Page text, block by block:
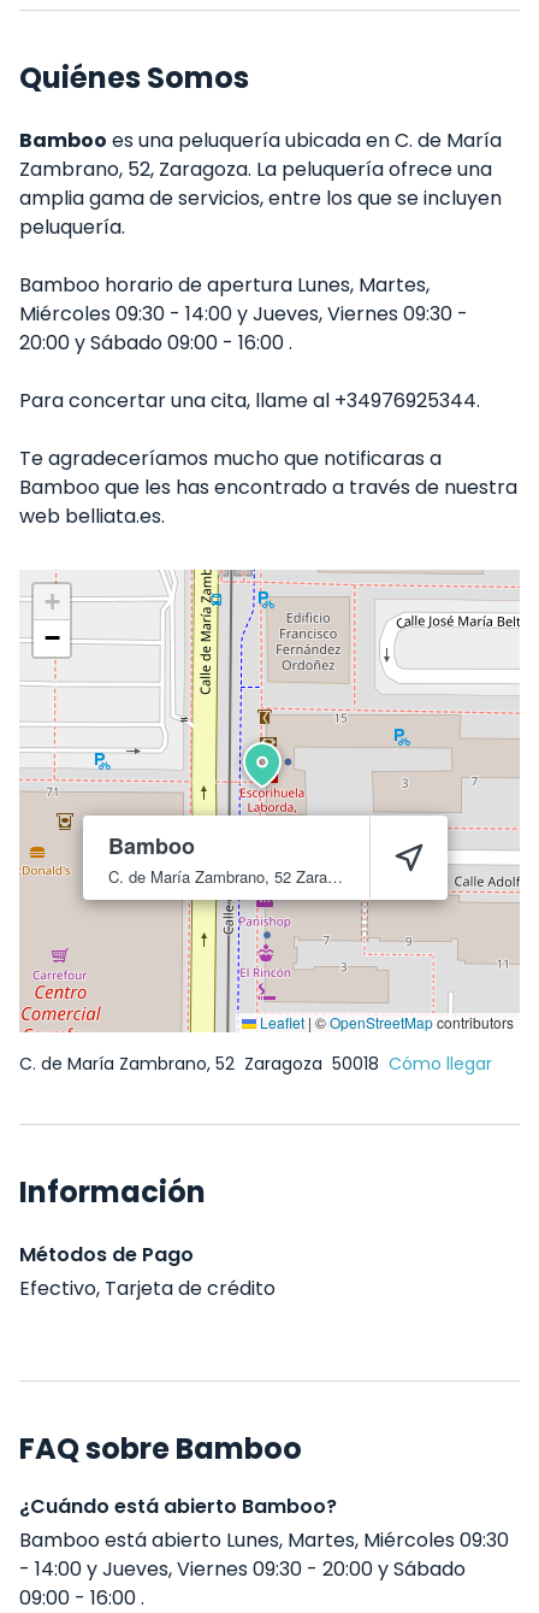
Quiénes Somos
Bamboo es una peluquería ubicada en C. de María
Zambrano, 52, Zaragoza. La peluquería ofrece una
amplia gama de servicios, entre los que se incluyen
peluquería.
Bamboo horario de apertura Lunes, Martes,
Miércoles 09:30 - 14:00 y Jueves, Viernes 09:30 -
20:00 y Sábado 09:00 - 16:00 .
Para concertar una cita, llame al +34976925344.
Te agradeceríamos mucho que notificaras a
Bamboo que les has encontrado a través de nuestra
web belliata.es.
Bamboo
C. de María Zambrano, 52 Zaragoza 50018
+
−
Leaflet | ©OpenStreetMapcontributors
C. de María Zambrano, 52 Zaragoza 50018 Cómo llegar
Información
Métodos de Pago
Efectivo, Tarjeta de crédito
FAQ sobre Bamboo
¿Cuándo está abierto Bamboo?
Bamboo está abierto Lunes, Martes, Miércoles 09:30
- 14:00 y Jueves, Viernes 09:30 - 20:00 y Sábado
09:00 - 16:00 .